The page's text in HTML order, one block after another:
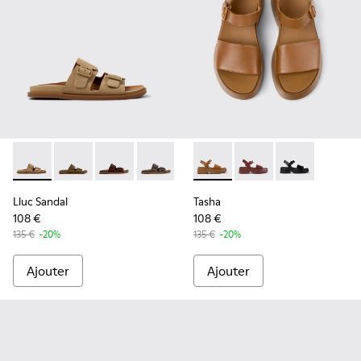
Lluc Sandal - K201881-003 - Sandales en daim marron Pour
Lluc Sandal - K201881-006
Lluc Sandal - K201881-005
Lluc Sandal - K201881-002 -
Lluc Sandal - K201881-001
Lluc Sandal
108 €
135 € -20%
Ajouter
Tasha - K201659-011 -
Tasha - K201659-012
Tasha -
Tasha
108 €
135 € -20%
Ajouter